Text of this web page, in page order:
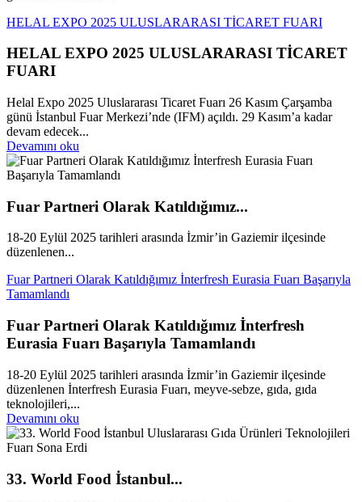
HELAL EXPO 2025 ULUSLARARASI TİCARET FUARI
HELAL EXPO 2025 ULUSLARARASI TİCARET
FUARI
Helal Expo 2025 Uluslararası Ticaret Fuarı 26 Kasım Çarşamba
günü İstanbul Fuar Merkezi’nde (IFM) açıldı. 29 Kasım’a kadar
devam edecek...
Devamını oku
Fuar Partneri Olarak Katıldığımız...
18-20 Eylül 2025 tarihleri arasında İzmir’in Gaziemir ilçesinde
düzenlenen...
Fuar Partneri Olarak Katıldığımız İnterfresh Eurasia Fuarı Başarıyla
Tamamlandı
Fuar Partneri Olarak Katıldığımız İnterfresh
Eurasia Fuarı Başarıyla Tamamlandı
18-20 Eylül 2025 tarihleri arasında İzmir’in Gaziemir ilçesinde
düzenlenen İnterfresh Eurasia Fuarı, meyve-sebze, gıda, gıda
teknolojileri,...
Devamını oku
33. World Food İstanbul...